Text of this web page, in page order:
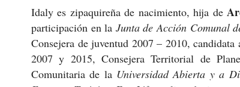
Idaly es zipaquireña de nacimiento, hija de
participación en la Junta de Acción Comunal
Consejera de juventud 2007 – 2010,
2007 y 2015, Consejera Territorial de
Comunitaria de la Universidad Abierta y a